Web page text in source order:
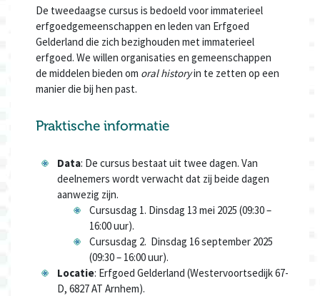
De tweedaagse cursus is bedoeld voor immaterieel
erfgoedgemeenschappen en leden van Erfgoed
Gelderland die zich bezighouden met immaterieel
erfgoed. We willen organisaties en gemeenschappen
de middelen bieden om oral historyin te zetten op een
manier die bij hen past.
Praktische informatie
Data: De cursus bestaat uit twee dagen. Van
deelnemers wordt verwacht dat zij beide dagen
aanwezig zijn.
Cursusdag 1. Dinsdag 13 mei 2025 (09:30 –
16:00 uur).
Cursusdag 2. Dinsdag 16 september 2025
(09:30 – 16:00 uur).
Locatie: Erfgoed Gelderland (Westervoortsedijk 67-
D, 6827 AT Arnhem).